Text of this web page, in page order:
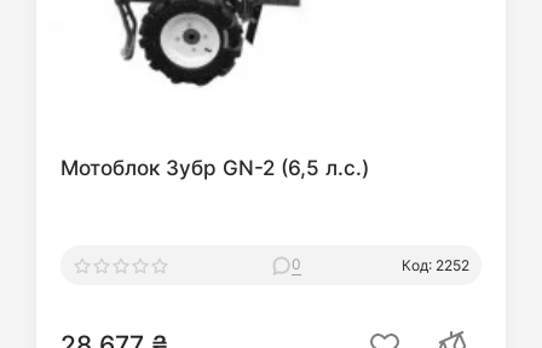
Мотоблок Зубр GN-2 (6,5 л.с.)
0 Код: 2252